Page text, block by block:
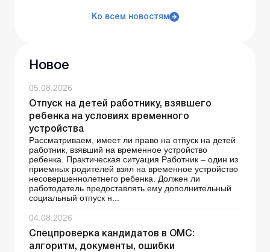
Ко всем новостям
Новое
05.08.2026
Отпуск на детей работнику, взявшего
ребенка на условиях временного
устройства
Рассматриваем, имеет ли право на отпуск на детей
работник, взявший на временное устройство
ребенка. Практическая ситуация Работник – один из
приемных родителей взял на временное устройство
несовершеннолетнего ребенка. Должен ли
работодатель предоставлять ему дополнительный
социальный отпуск н...
04.08.2026
Спецпроверка кандидатов в ОМС:
алгоритм, документы, ошибки